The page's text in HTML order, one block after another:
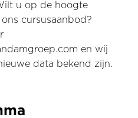
u op de hoogte
cursusaanbod?
en wij
data bekend zijn.